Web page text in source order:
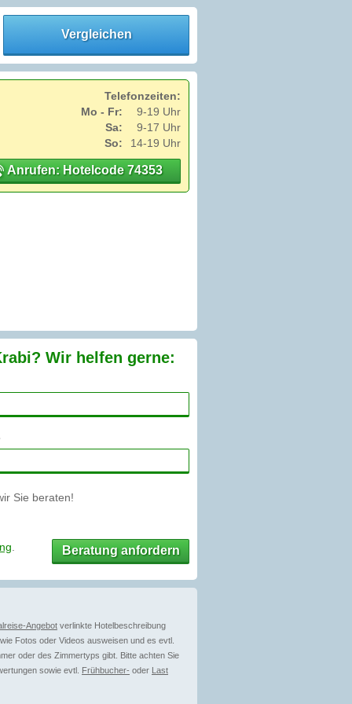
Vergleichen
Telefonzeiten:
Mo - Fr:
9-19 Uhr
Sa:
9-17 Uhr
So:
14-19 Uhr
Anrufen: Hotelcode 74353
Wir helfen gerne:
Sie beraten!
Beratung anfordern
Angebot verlinkte Hotelbeschreibung
Fotos oder Videos ausweisen und es evtl.
oder des Zimmertyps gibt. Bitte achten Sie
sowie evtl. Frühbucher- oder Last